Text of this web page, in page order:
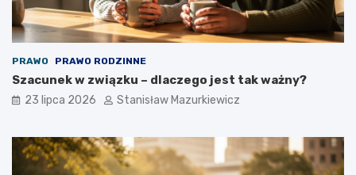
PRAWO PRAWO RODZINNE
Szacunek w związku – dlaczego jest tak ważny?
23 lipca 2026 Stanisław Mazurkiewicz